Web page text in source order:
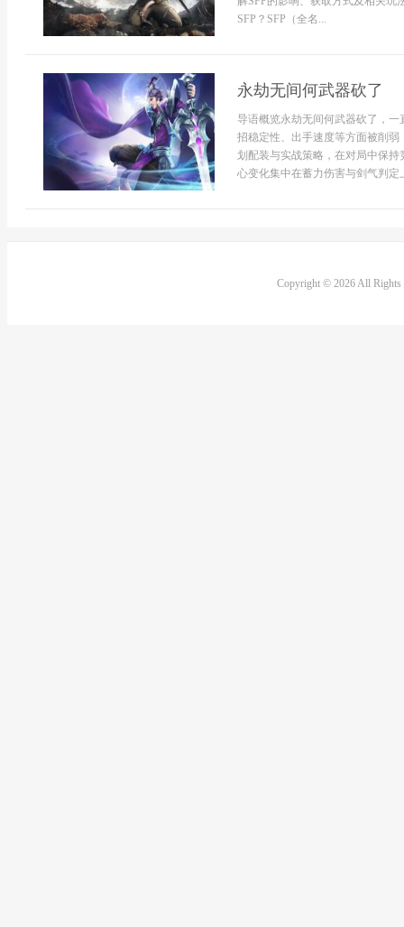
SFP？SFP（全名...
永劫无间何武器砍了
导语概览永劫无间何武器砍了，
招稳定性、出手速度等方面被削
划配装与实战策略，在对局中保
心变化集中在蓄力伤害与剑气判定
Copyright © 2026 All